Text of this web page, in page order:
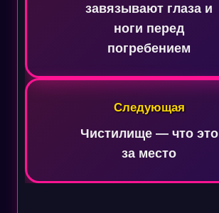
завязывают глаза и
ноги перед
погребением
Следующая
Чистилище — что это
за место